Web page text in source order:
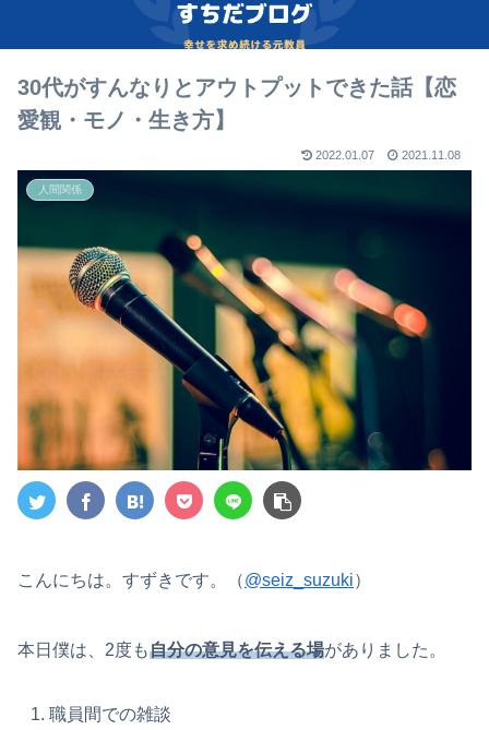
30代がすんなりとアウトプットできた話【恋
愛観・モノ・生き方】
2022.01.07 2021.11.08
人間関係
こんにちは。すずきです。（@seiz_suzuki）
本日僕は、2度も自分の意見を伝える場がありました。
職員間での雑談